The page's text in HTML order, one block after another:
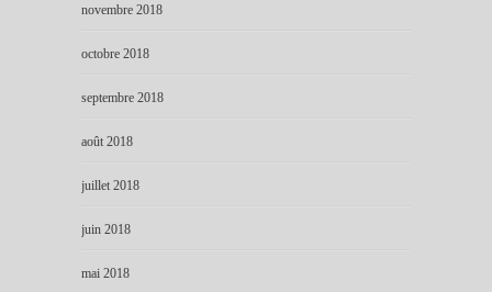
novembre 2018
octobre 2018
septembre 2018
août 2018
juillet 2018
juin 2018
mai 2018